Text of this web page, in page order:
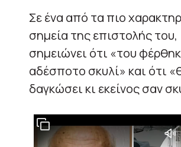
Σε ένα από τα πιο
σημεία της επιστολής του,
σημειώνει ότι «του
αδέσποτο σκυλί» και ότι
δαγκώσει κι εκείνος σαν